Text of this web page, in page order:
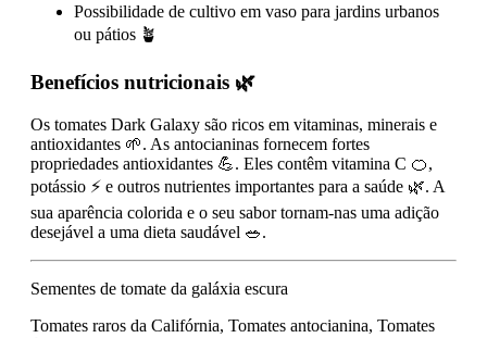
Possibilidade de cultivo em vaso para jardins urbanos
ou pátios 🪴
Benefícios nutricionais 🌿
Os tomates Dark Galaxy são ricos em vitaminas, minerais e
antioxidantes 🌱. As antocianinas fornecem fortes
propriedades antioxidantes 💪. Eles contêm vitamina C 🍊,
potássio ⚡ e outros nutrientes importantes para a saúde 🌿. A
sua aparência colorida e o seu sabor tornam-nas uma adição
desejável a uma dieta saudável 🥗.
Sementes de tomate da galáxia escura
Tomates raros da Califórnia, Tomates antocianina, Tomates